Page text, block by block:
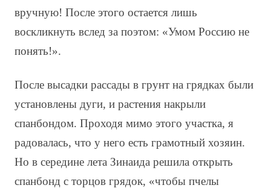
вручную! После этого остается лишь
воскликнуть вслед за поэтом: «Умом Россию не
понять!».
После высадки рассады в грунт на грядках были
установлены дуги, и растения накрыли
спанбондом. Проходя мимо этого участка, я
радовалась, что у него есть грамотный хозяин.
Но в середине лета Зинаида решила открыть
спанбонд с торцов грядок, «чтобы пчелы